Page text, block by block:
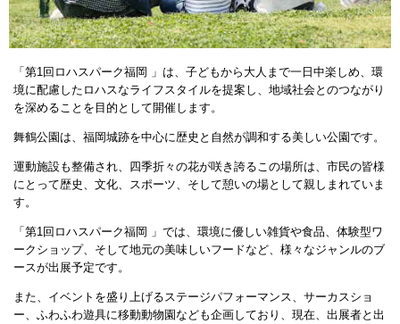
「第1回ロハスパーク福岡 」は、子どもから大人まで一日中楽しめ、環
境に配慮したロハスなライフスタイルを提案し、地域社会とのつながり
を深めることを目的として開催します。
舞鶴公園は、福岡城跡を中心に歴史と自然が調和する美しい公園です。
運動施設も整備され、四季折々の花が咲き誇るこの場所は、市民の皆様
にとって歴史、文化、スポーツ、そして憩いの場として親しまれていま
す。
「第1回ロハスパーク福岡 」では、環境に優しい雑貨や食品、体験型ワ
ークショップ、そして地元の美味しいフードなど、様々なジャンルのブ
ースが出展予定です。
また、イベントを盛り上げるステージパフォーマンス、サーカスショ
ー、ふわふわ遊具に移動動物園なども企画しており、現在、出展者と出